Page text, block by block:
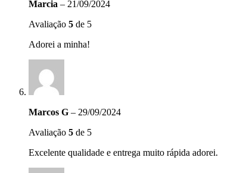
Marcia – 21/09/2024
Avaliação 5 de 5
Adorei a minha!
Marcos G – 29/09/2024
Avaliação 5 de 5
Excelente qualidade e entrega muito rápida adorei.